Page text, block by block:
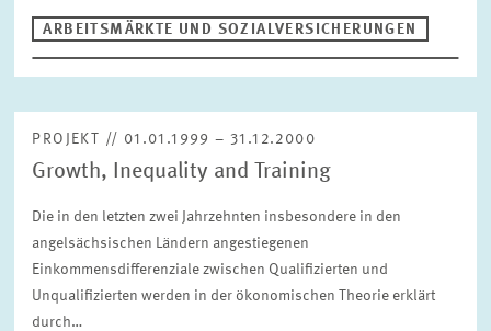
ARBEITSMÄRKTE UND SOZIALVERSICHERUNGEN
PROJEKT // 01.01.1999 – 31.12.2000
Growth, Inequality and Training
Die in den letzten zwei Jahrzehnten insbesondere in den
angelsächsischen Ländern angestiegenen
Einkommensdifferenziale zwischen Qualifizierten und
Unqualifizierten werden in der ökonomischen Theorie erklärt
durch…